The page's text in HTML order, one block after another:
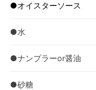
●オイスターソース
●水
●ナンプラーor醤油
●砂糖